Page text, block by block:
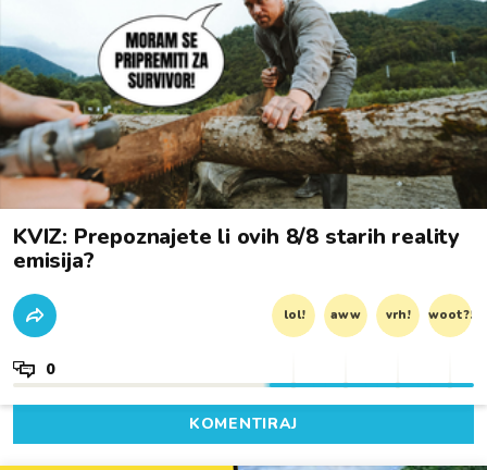
KVIZ: Prepoznajete li ovih 8/8 starih reality
emisija?
lol! aww vrh! woot?!
0
KOMENTIRAJ